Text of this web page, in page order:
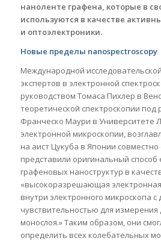
наноленте графена, которые в
используются в качестве
и оптоэлектроники.
Новые пределы nanospectroscopy
Международной
экспертов в электронной
руководством Томаса Пихлер в
теоретической спектроскопии под
Франческо Маури в Университете
электронной микроскопии,
на аист Цукуба в Японии совместно
представили оригинальный способ
графеновых наноструктур в
«высокоразрешающая электронная
внутри электронного микроскопа с
чувствительностью для
монослоя.» Таким образом, они
определить всех колебательных